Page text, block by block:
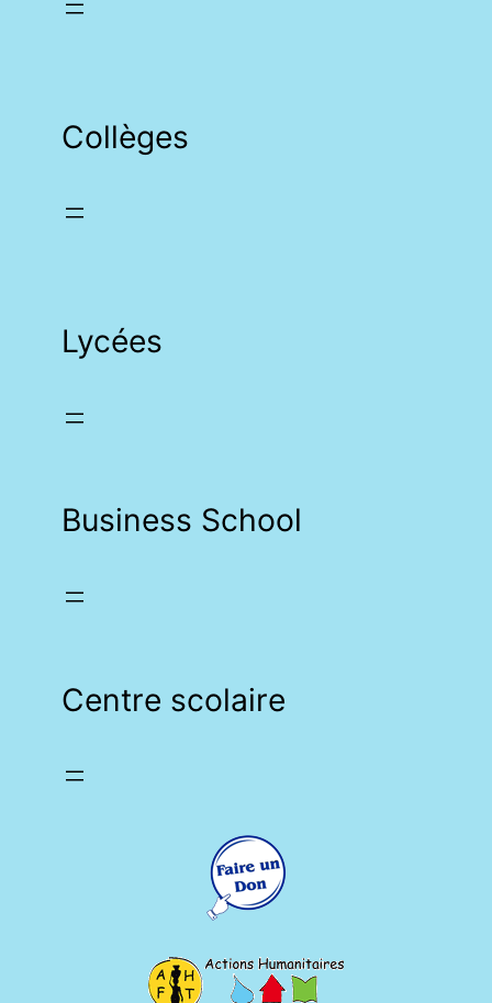
Collèges
Lycées
Business School
Centre scolaire